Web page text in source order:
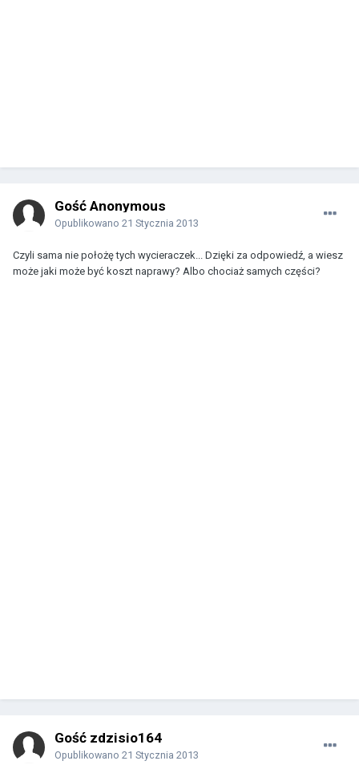
Gość Anonymous
Opublikowano 21 Stycznia 2013
Czyli sama nie położę tych wycieraczek... Dzięki za odpowiedź, a wiesz
może jaki może być koszt naprawy? Albo chociaż samych części?
Gość zdzisio164
Opublikowano 21 Stycznia 2013